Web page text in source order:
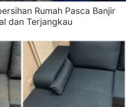
Rumah Pasca Banjir
dan Terjangkau